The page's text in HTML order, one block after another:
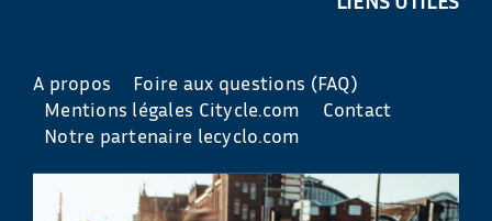
A propos
Foire aux questions (FAQ)
Mentions légales Citycle.com
Contact
Notre partenaire lecyclo.com